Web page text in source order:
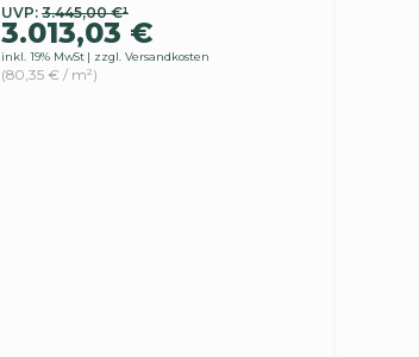
UVP: 3.445,00€¹
Ursprünglicher
Preis
war:
3.445,00 €
3.013,03 €
Aktueller
Preis
ist:
3.013,03 €.
inkl. 19% MwSt zzgl. Versandkosten
(80,35 € / m²)